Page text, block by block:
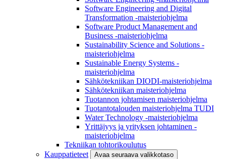
Software Engineering and Digital
Transformation -maisteriohjelma
Software Product Management and
Business -maisteriohjelma
Sustainability Science and Solutions -
maisteriohjelma
Sustainable Energy Systems -
maisteriohjelma
Sähkötekniikan DIODI-maisteriohjelma
Sähkötekniikan maisteriohjelma
Tuotannon johtamisen maisteriohjelma
Tuotantotalouden maisteriohjelma TUDI
Water Technology -maisteriohjelma
Yrittäjyys ja yrityksen johtaminen -
maisteriohjelma
Tekniikan tohtorikoulutus
Kauppatieteet
Avaa seuraava valikkotaso